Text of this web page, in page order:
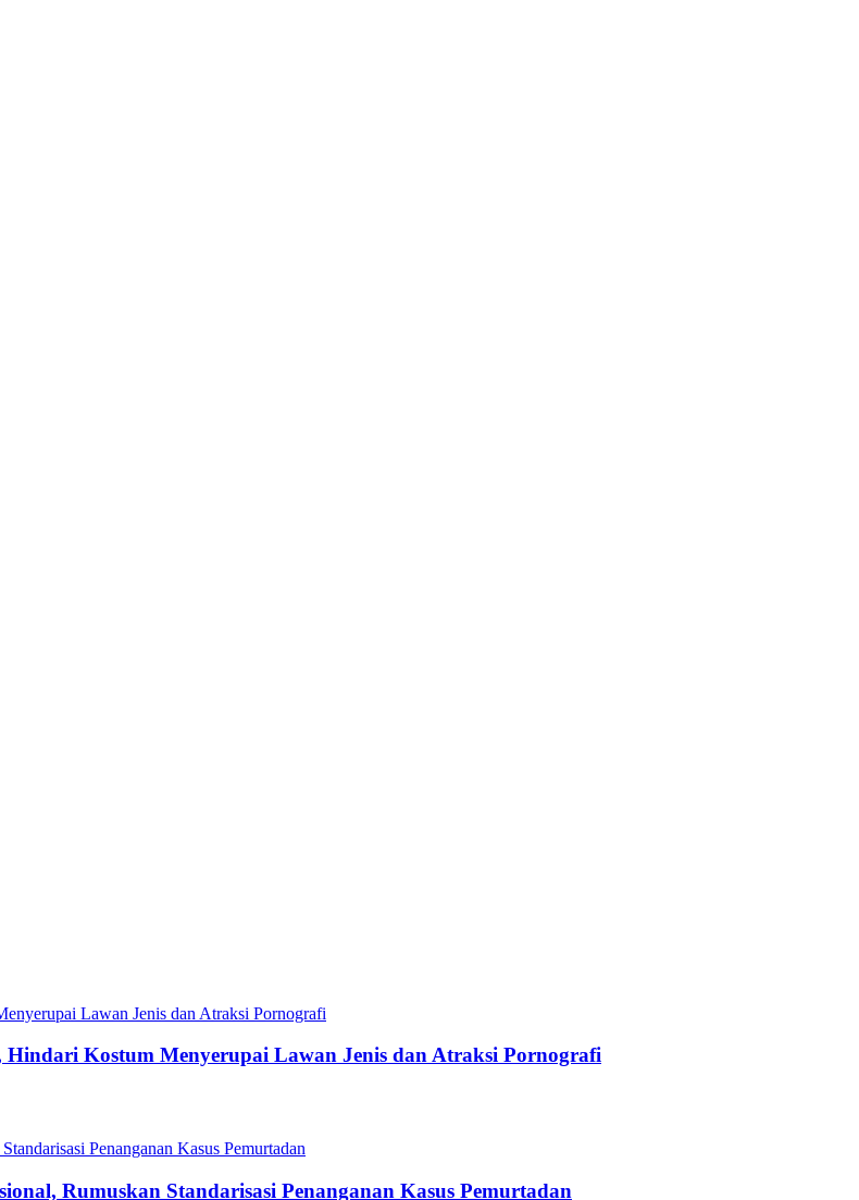
Kostum Menyerupai Lawan Jenis dan Atraksi Pornografi
Rumuskan Standarisasi Penanganan Kasus Pemurtadan